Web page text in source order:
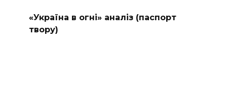
«Україна в огні» аналіз (паспорт
твору)